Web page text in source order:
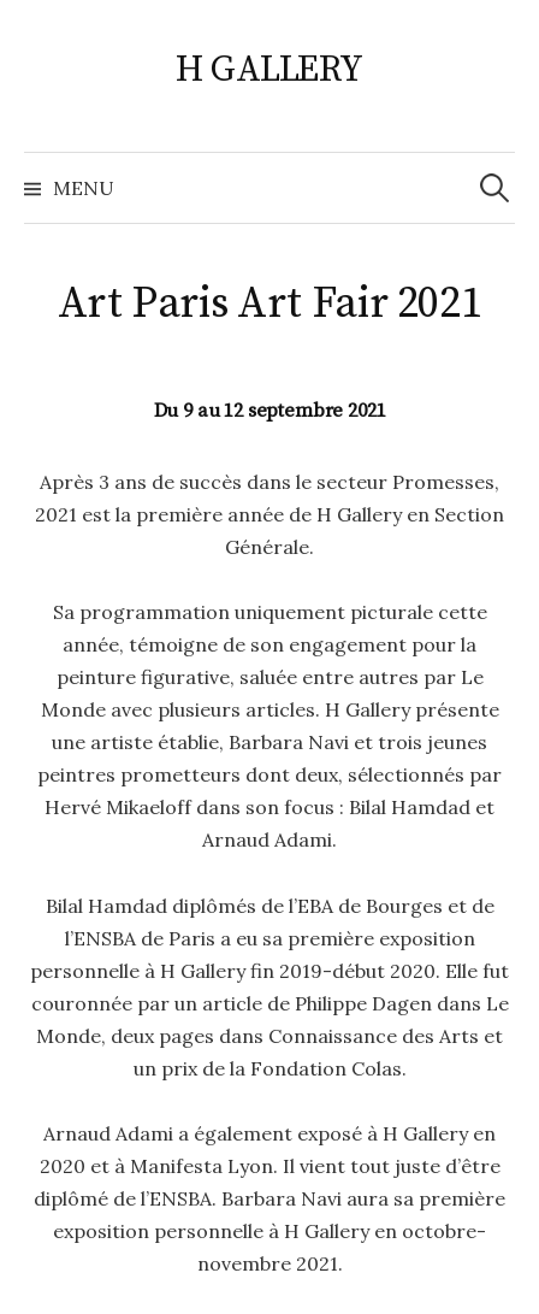
H GALLERY
MENU
Search
for:
Art Paris Art Fair 2021
Du 9 au 12 septembre 2021
Après 3 ans de succès dans le secteur Promesses,
2021 est la première année de H Gallery en Section
Générale.
Sa programmation uniquement picturale cette
année, témoigne de son engagement pour la
peinture figurative, saluée entre autres par Le
Monde avec plusieurs articles. H Gallery présente
une artiste établie, Barbara Navi et trois jeunes
peintres prometteurs dont deux, sélectionnés par
Hervé Mikaeloff dans son focus : Bilal Hamdad et
Arnaud Adami.
Bilal Hamdad diplômés de l’EBA de Bourges et de
l’ENSBA de Paris a eu sa première exposition
personnelle à H Gallery fin 2019-début 2020. Elle fut
couronnée par un article de Philippe Dagen dans Le
Monde, deux pages dans Connaissance des Arts et
un prix de la Fondation Colas.
Arnaud Adami a également exposé à H Gallery en
2020 et à Manifesta Lyon. Il vient tout juste d’être
diplômé de l’ENSBA. Barbara Navi aura sa première
exposition personnelle à H Gallery en octobre-
novembre 2021.